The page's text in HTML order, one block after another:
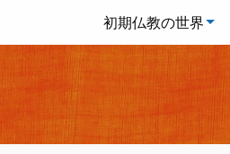
初期仏教の世界